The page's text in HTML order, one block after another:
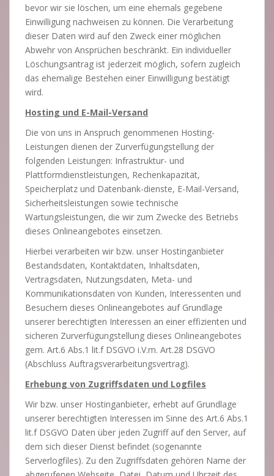
bevor wir sie löschen, um eine ehemals gegebene
Einwilligung nachweisen zu können. Die Verarbeitung
dieser Daten wird auf den Zweck einer möglichen
Abwehr von Ansprüchen beschränkt. Ein individueller
Löschungsantrag ist jederzeit möglich, sofern zugleich
das ehemalige Bestehen einer Einwilligung bestätigt
wird.
Hosting und E-Mail-Versand
Die von uns in Anspruch genommenen Hosting-
Leistungen dienen der Zurverfügungstellung der
folgenden Leistungen: Infrastruktur- und
Plattformdienstleistungen, Rechenkapazität,
Speicherplatz und Datenbank-dienste, E-Mail-Versand,
Sicherheitsleistungen sowie technische
Wartungsleistungen, die wir zum Zwecke des Betriebs
dieses Onlineangebotes einsetzen.
Hierbei verarbeiten wir bzw. unser Hostinganbieter
Bestandsdaten, Kontaktdaten, Inhaltsdaten,
Vertragsdaten, Nutzungsdaten, Meta- und
Kommunikationsdaten von Kunden, Interessenten und
Besuchern dieses Onlineangebotes auf Grundlage
unserer berechtigten Interessen an einer effizienten und
sicheren Zurverfügungstellung dieses Onlineangebotes
gem. Art.6 Abs.1 lit.f DSGVO i.V.m. Art.28 DSGVO
(Abschluss Auftragsverarbeitungsvertrag).
Erhebung von Zugriffsdaten und Logfiles
Wir bzw. unser Hostinganbieter, erhebt auf Grundlage
unserer berechtigten Interessen im Sinne des Art.6 Abs.1
lit.f DSGVO Daten über jeden Zugriff auf den Server, auf
dem sich dieser Dienst befindet (sogenannte
Serverlogfiles). Zu den Zugriffsdaten gehören Name der